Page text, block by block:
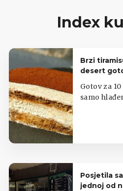
Index
Brzi
desert
Gotov za
samo
Posjetila
jednoj od